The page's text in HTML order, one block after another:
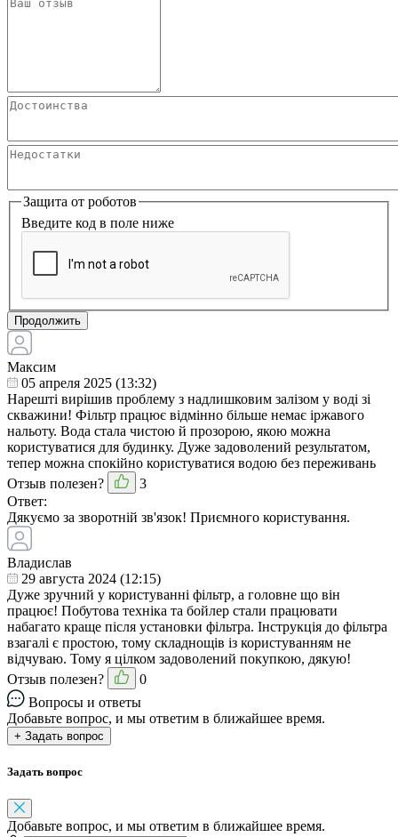
Защита от роботов
Введите код в поле ниже
Продолжить
Максим
05 апреля 2025 (13:32)
Нарешті вирішив проблему з надлишковим залізом у воді зі
скважини! Фільтр працює відмінно більше немає іржавого
нальоту. Вода стала чистою й прозорою, якою можна
користуватися для будинку. Дуже задоволений результатом,
тепер можна спокійно користуватися водою без переживань
Отзыв полезен?
3
Ответ:
Дякуємо за зворотній зв'язок! Приємного користування.
Владислав
29 августа 2024 (12:15)
Дуже зручний у користуванні фільтр, а головне що він
працює! Побутова техніка та бойлер стали працювати
набагато краще після установки фільтра. Інструкція до фільтра
взагалі є простою, тому складнощів із користуванням не
відчуваю. Тому я цілком задоволений покупкою, дякую!
Отзыв полезен?
0
Вопросы и ответы
Добавьте вопрос, и мы ответим в ближайшее время.
+ Задать вопрос
Задать вопрос
Добавьте вопрос, и мы ответим в ближайшее время.